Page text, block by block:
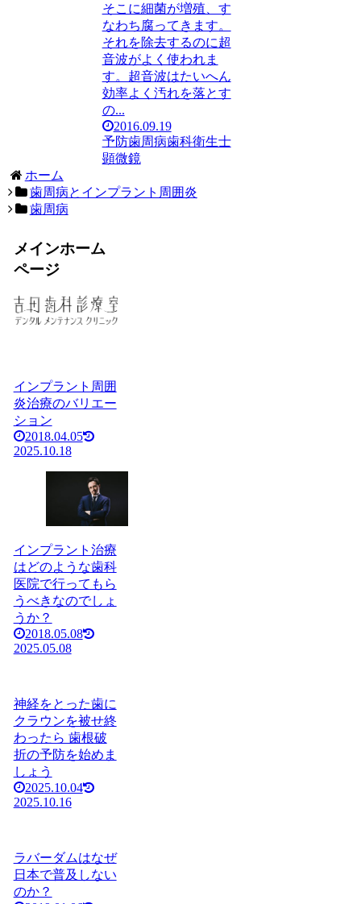
そこに細菌が増殖、す
なわち腐ってきます。
それを除去するのに超
音波がよく使われま
す。超音波はたいへん
効率よく汚れを落とす
の...
2016.09.19
予防歯周病歯科衛生士
顕微鏡
ホーム
歯周病とインプラント周囲炎
歯周病
メインホーム
ページ
インプラント周囲
炎治療のバリエー
ション
2018.04.05
2025.10.18
インプラント治療
はどのような歯科
医院で行ってもら
うべきなのでしょ
うか？
2018.05.08
2025.05.08
神経をとった歯に
クラウンを被せ終
わったら 歯根破
折の予防を始めま
しょう
2025.10.04
2025.10.16
ラバーダムはなぜ
日本で普及しない
のか？